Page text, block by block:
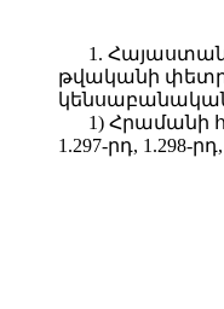
1.
թվականի
կենսաբանական
1) Հրամանի
1.297-րդ, 1.298-